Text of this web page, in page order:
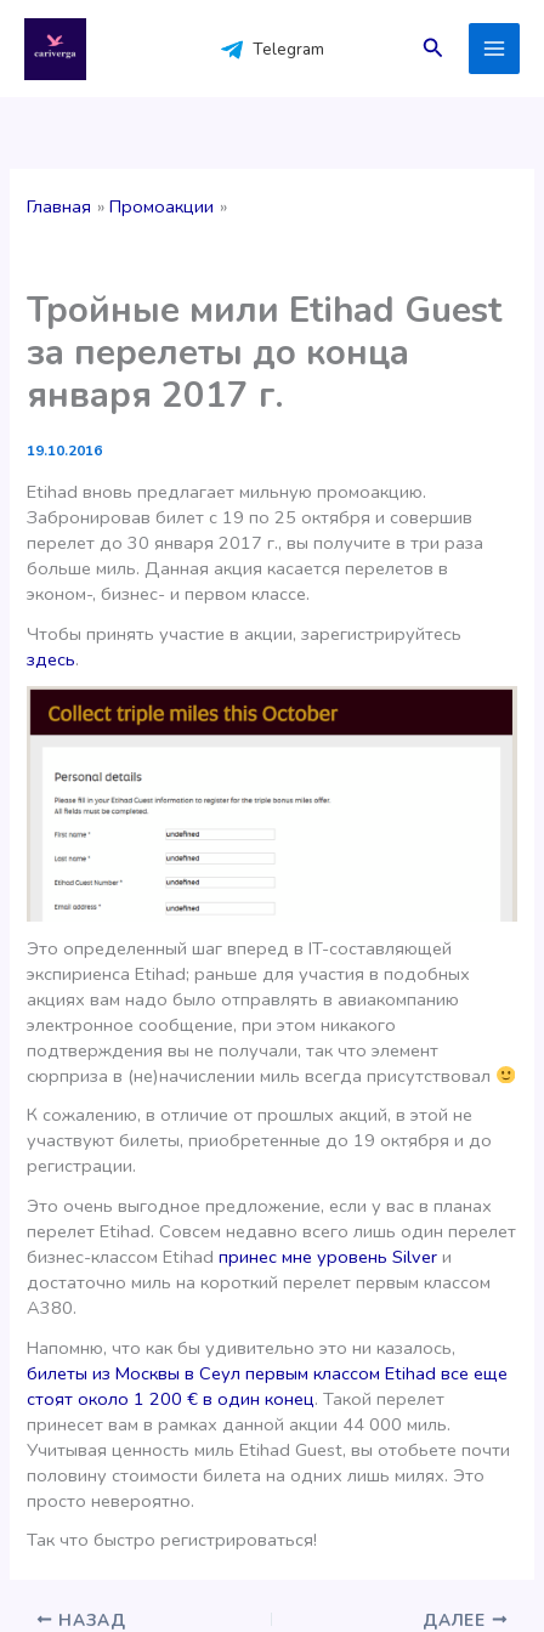
содержимому
Telegram Поиск
Главная Промоакции
Тройные мили Etihad Guest
за перелеты до конца
января 2017 г.
19.10.2016
Etihad вновь предлагает мильную промоакцию.
Забронировав билет с 19 по 25 октября и совершив
перелет до 30 января 2017 г., вы получите в три раза
больше миль. Данная акция касается перелетов в
эконом-, бизнес- и первом классе.
Чтобы принять участие в акции, зарегистрируйтесь
здесь.
Это определенный шаг вперед в IT-составляющей
экспириенса Etihad; раньше для участия в подобных
акциях вам надо было отправлять в авиакомпанию
электронное сообщение, при этом никакого
подтверждения вы не получали, так что элемент
сюрприза в (не)начислении миль всегда присутствовал
К сожалению, в отличие от прошлых акций, в этой не
участвуют билеты, приобретенные до 19 октября и до
регистрации.
Это очень выгодное предложение, если у вас в планах
перелет Etihad. Совсем недавно всего лишь один перелет
бизнес-классом Etihadпринес мне уровень Silver и
достаточно миль на короткий перелет первым классом
A380.
Напомню, что как бы удивительно это ни казалось,
билеты из Москвы в Сеул первым классом Etihad все еще
стоят около 1 200 € в один конец. Такой перелет
принесет вам в рамках данной акции 44 000 миль.
Учитывая ценность миль Etihad Guest, вы отобьете почти
половину стоимости билета на одних лишь милях. Это
просто невероятно.
Так что быстро регистрироваться!
НАЗАД ДАЛЕЕ